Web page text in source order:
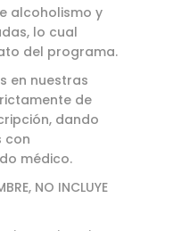
alcoholismo y
lo cual
del programa.
en nuestras
de
dando
con
médico.
NO INCLUYE